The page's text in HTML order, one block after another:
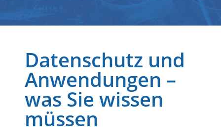
Datenschutz und
Anwendungen –
was Sie wissen
müssen